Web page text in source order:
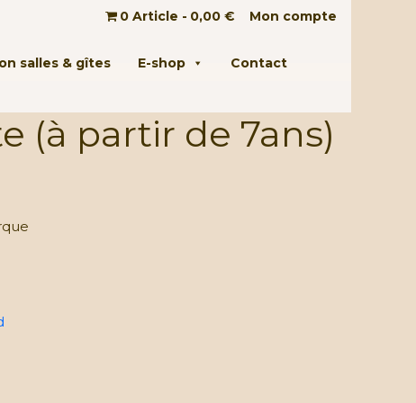
Mon compte
0 Article 0,00 €
salles & gîtes E-shop Contact
(à partir de 7ans)